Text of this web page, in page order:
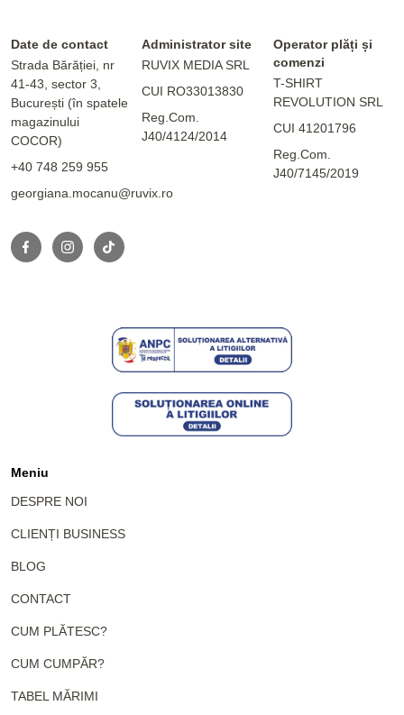
Date de contact
Strada Bărăției, nr
41-43, sector 3,
București (în spatele
magazinului
COCOR)
+40 748 259 955
georgiana.mocanu@ruvix.ro
Administrator site
RUVIX MEDIA SRL
CUI RO33013830
Reg.Com.
J40/4124/2014
Operator plăți și
comenzi
T-SHIRT
REVOLUTION SRL
CUI 41201796
Reg.Com.
J40/7145/2019
Meniu
DESPRE NOI
CLIENȚI BUSINESS
BLOG
CONTACT
CUM PLĂTESC?
CUM CUMPĂR?
TABEL MĂRIMI